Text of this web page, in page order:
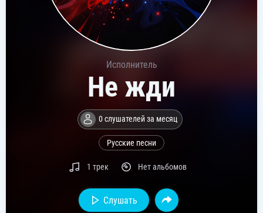
Исполнитель
Не жди
0 слушателей за месяц
Русские песни
1 трек Нет альбомов
Слушать